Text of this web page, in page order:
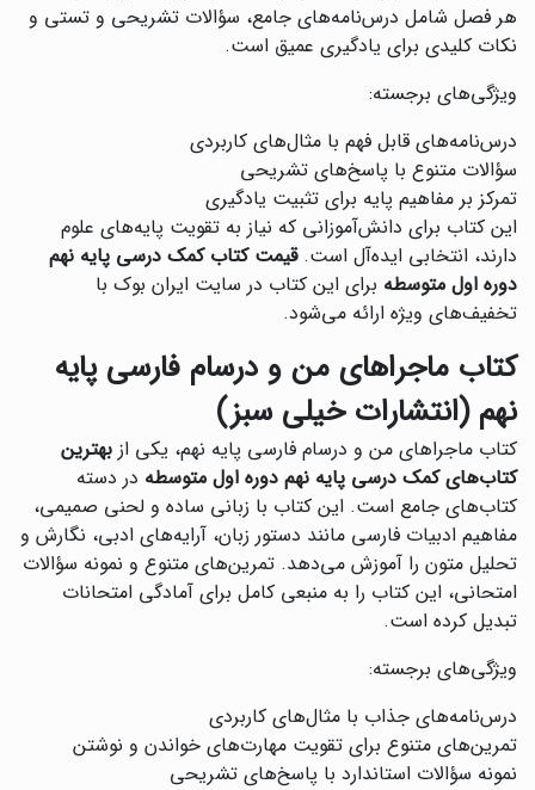
هر فصل شامل درس‌نامه‌های جامع، سؤالات تشریحی و تستی و
نکات کلیدی برای یادگیری عمیق است.
ویژگی‌های برجسته:
درس‌نامه‌های قابل فهم با مثال‌های کاربردی
سؤالات متنوع با پاسخ‌های تشریحی
تمرکز بر مفاهیم پایه برای تثبیت یادگیری
این کتاب برای دانش‌آموزانی که نیاز به تقویت پایه‌های علوم
دارند، انتخابی ایده‌آل است.قیمت کتاب کمک درسی پایه نهم
دوره اول متوسطه برای این کتاب در سایت ایران بوک با
تخفیف‌های ویژه ارائه می‌شود.
کتاب ماجراهای من و درسام فارسی پایه
نهم (انتشارات خیلی سبز)
کتاب ماجراهای من و درسام فارسی پایه نهم، یکی از بهترین
کتاب‌های کمک درسی پایه نهم دوره اول متوسطه در دسته
کتاب‌های جامع است. این کتاب با زبانی ساده و لحنی صمیمی،
مفاهیم ادبیات فارسی مانند دستور زبان، آرایه‌های ادبی، نگارش و
تحلیل متون را آموزش می‌دهد. تمرین‌های متنوع و نمونه سؤالات
امتحانی، این کتاب را به منبعی کامل برای آمادگی امتحانات
تبدیل کرده است.
ویژگی‌های برجسته:
درس‌نامه‌های جذاب با مثال‌های کاربردی
تمرین‌های متنوع برای تقویت مهارت‌های خواندن و نوشتن
نمونه سؤالات استاندارد با پاسخ‌های تشریحی